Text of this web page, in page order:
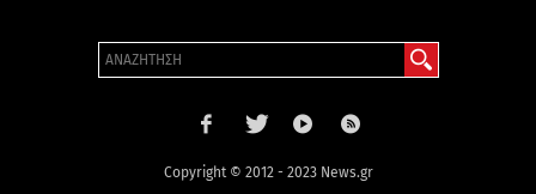
Copyright © 2012 - 2023 News.gr